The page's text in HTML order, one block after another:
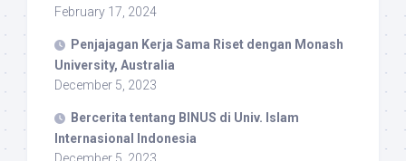
February 17, 2024
Penjajagan Kerja Sama Riset dengan Monash
University, Australia
December 5, 2023
Bercerita tentang BINUS di Univ. Islam
Internasional Indonesia
December 5, 2023